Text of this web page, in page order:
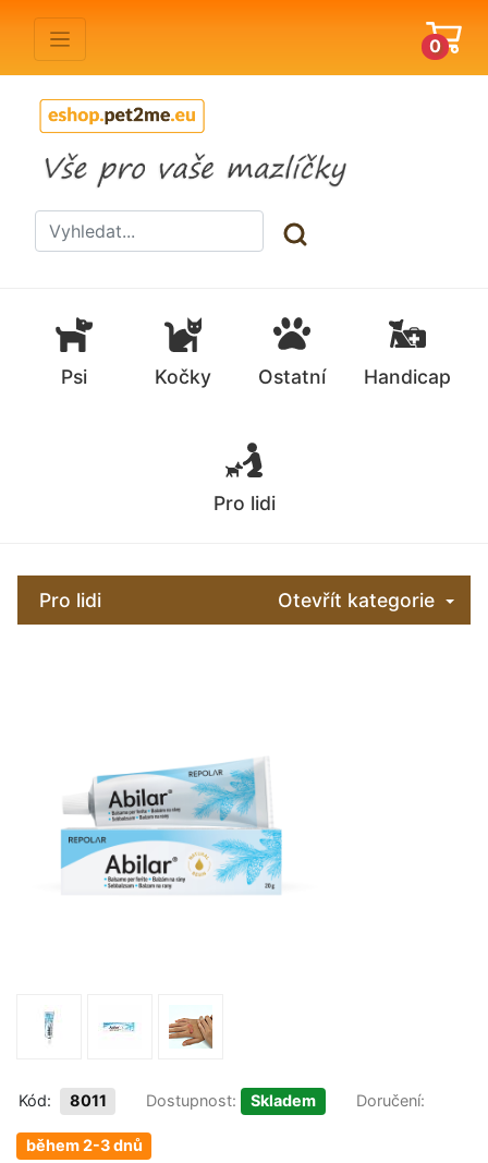
0
Psi Kočky Ostatní Handicap
Pro lidi
Pro lidi Otevřít kategorie
Kód: 8011 Dostupnost: Skladem Doručení:
během 2-3 dnů